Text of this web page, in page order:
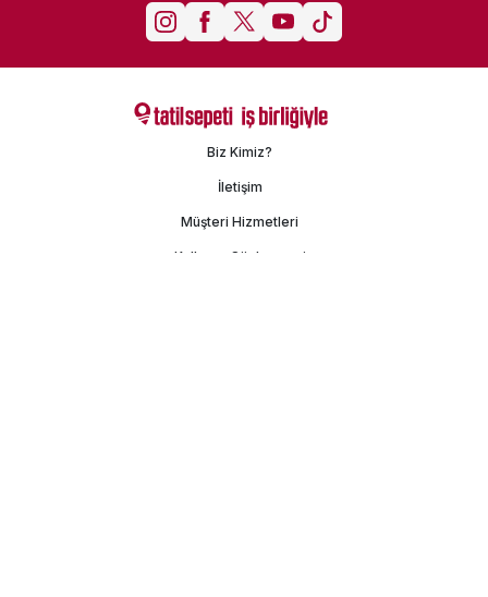
Biz Kimiz?
İletişim
Müşteri Hizmetleri
Kullanım Sözleşmesi